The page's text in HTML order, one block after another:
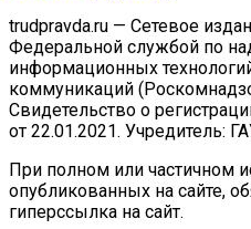
trudpravda.ru — Сетевое
Федеральной службой по
информационных
коммуникаций
Свидетельство о
от 22.01.2021. Учредитель:
При полном или частичном
опубликованных на сайте,
гиперссылка на сайт.